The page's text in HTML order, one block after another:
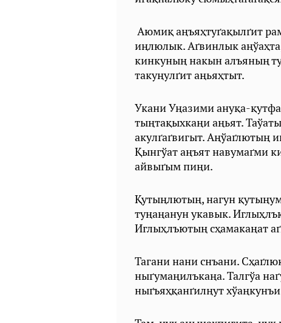
Аюмиқ аңъяҳтуґақылґит
иңлюлык. Аґвинлык
кинкуның накын алъяның
такуңулґит аңьяҳтыт.
Укани Уңазими ануқа-
тыңтақыхкаңи аңьят.
акулґаґвигыт. Аңўаґлютың
Қынгўат аңъят навумаґми
айвыґым пиңи.
Қутыңлютың, нагун
туңаңанун укавык.
Иглыҳлъютың сҳамакаңат
Тагани нани снъани.
ныґумаңилъкаңа. Талгўа
ныґъяҳқанґилңут